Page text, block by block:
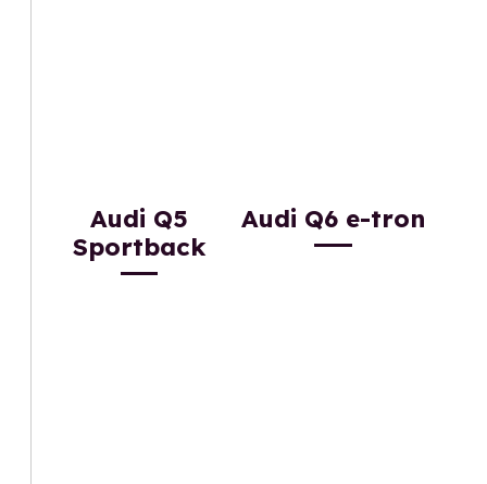
Audi Q5
Sportback
Audi Q6 e-tron